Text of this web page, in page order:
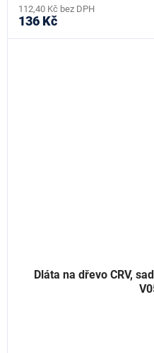
112,40 Kč bez DPH
136 Kč
Dláta na dřevo CRV,